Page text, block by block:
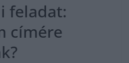
feladat:
címére